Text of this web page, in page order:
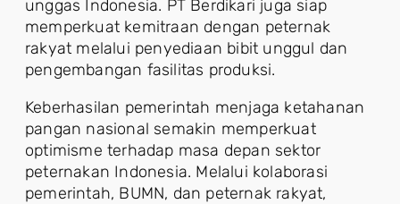
unggas Indonesia. PT Berdikari juga siap
memperkuat kemitraan dengan peternak
rakyat melalui penyediaan bibit unggul dan
pengembangan fasilitas produksi.
Keberhasilan pemerintah menjaga ketahanan
pangan nasional semakin memperkuat
optimisme terhadap masa depan sektor
peternakan Indonesia. Melalui kolaborasi
pemerintah, BUMN, dan peternak rakyat,